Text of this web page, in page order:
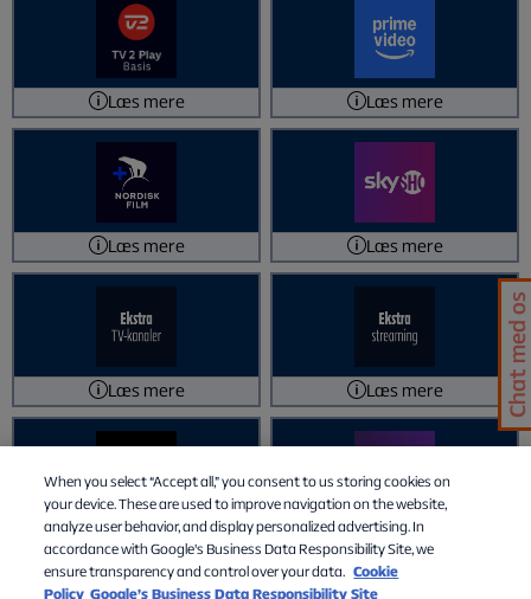
For at ændre valg, klik på tjenesten igen. Husk at du kan ændre
dem én gang pr. kalendermåned på Min Side
Læs mere Læs mere
Læs mere Læs mere
Læs mere Læs mere
Læs mere Læs mere
When you select “Accept all,” you consent to us storing cookies on
your device. These are used to improve navigation on the website,
analyze user behavior, and display personalized advertising. In
accordance with Google's Business Data Responsibility Site, we
ensure transparency and control over your data. Cookie
Policy Google’s Business Data Responsibility Site
Chat med os